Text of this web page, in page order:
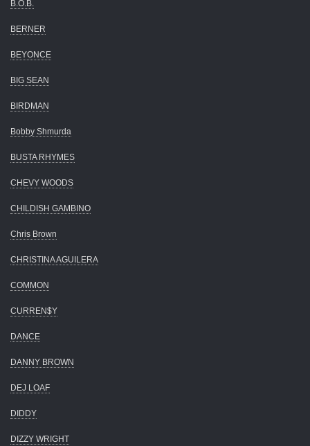
B.O.B.
BERNER
BEYONCE
BIG SEAN
BIRDMAN
Bobby Shmurda
BUSTA RHYMES
CHEVY WOODS
CHILDISH GAMBINO
Chris Brown
CHRISTINA AGUILERA
COMMON
CURREN$Y
DANCE
DANNY BROWN
DEJ LOAF
DIDDY
DIZZY WRIGHT